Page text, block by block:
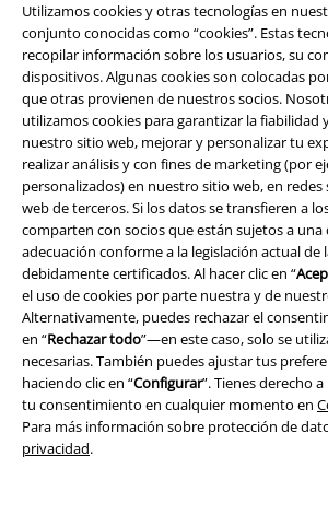
Utilizamos cookies y otras tecnologías en
conjunto conocidas como “cookies”. Estas
recopilar información sobre los usuarios, su
dispositivos. Algunas cookies son colocadas
que otras provienen de nuestros socios.
utilizamos cookies para garantizar la fiabilidad
nuestro sitio web, mejorar y personalizar tu
realizar análisis y con fines de marketing (por
personalizados) en nuestro sitio web, en redes
web de terceros. Si los datos se transfieren a
comparten con socios que están sujetos a una
adecuación conforme a la legislación actual de
debidamente certificados. Al hacer clic en “
el uso de cookies por parte nuestra y de
Alternativamente, puedes rechazar el
en “Rechazar todo”—en este caso, solo se
necesarias. También puedes ajustar tus
haciendo clic en “Configurar”. Tienes derecho
tu consentimiento en cualquier momento en
Para más información sobre protección de
privacidad.
Legal
Términos y Condiciones
Aviso Legal
Ley protección de datos
Eliminación de residuos y protección del
Declaración de Conformidad
Información sobre accesibilidad
Configuración Cookies